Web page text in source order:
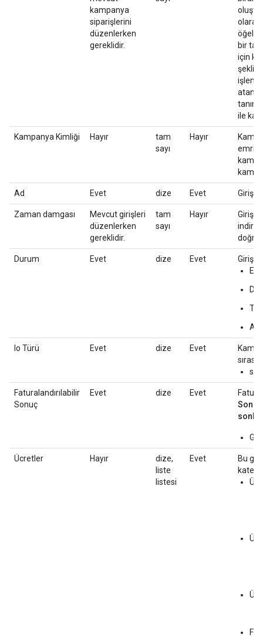
kampanya
siparişlerini
düzenlerken
gereklidir.
bir
için
ile
Kampanya Kimliği Hayır
tam
sayı
Hayır
Ad Evet dize Evet Girişin
Zaman damgası
Mevcut girişleri
düzenlerken
gereklidir.
tam
sayı
Hayır
Girişin
Durum Evet dize Evet
Girişin
Io Türü Evet dize Evet
Faturalandırılabilir
Sonuç
Evet dize Evet
Ücretler Hayır
dize,
liste
listesi
Evet
Bu